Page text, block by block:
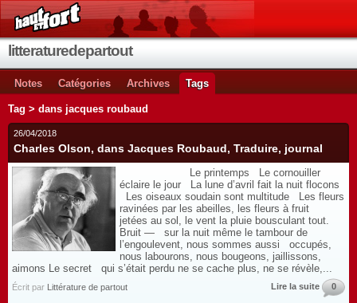
litteraturedepartout
Notes Catégories Archives Tags
Tag > dans jacques roubaud
26/04/2018
Charles Olson, dans Jacques Roubaud, Traduire, journal
Le printemps Le cornouiller
éclaire le jour La lune d’avril fait la nuit flocons
Les oiseaux soudain sont multitude Les fleurs
ravinées par les abeilles, les fleurs à fruit
jetées au sol, le vent la pluie bousculant tout.
Bruit — sur la nuit même le tambour de
l’engoulevent, nous sommes aussi occupés,
nous labourons, nous bougeons, jaillissons,
aimons Le secret qui s’était perdu ne se cache plus, ne se révèle,...
Écrit par Littérature de partout Lire la suite 0